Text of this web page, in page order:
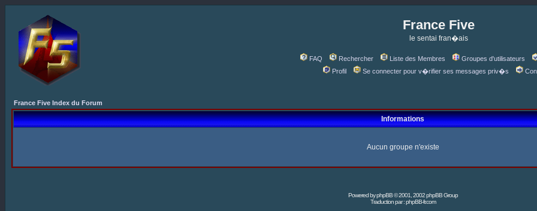
France Five
le sentai fran�ais
FAQ Rechercher Liste des Membres Groupes d'utilisateurs
Profil
Se connecter pour v�rifier ses messages priv�s
France Five Index du Forum
Informations
Aucun groupe n'existe
Powered byphpBB© 2001, 2002 phpBB Group
Traduction par :phpBB-fr.com